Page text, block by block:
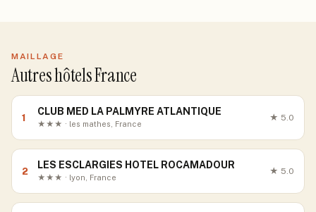
MAILLAGE
Autres hôtels France
1
CLUB MED LA PALMYRE ATLANTIQUE
★★★ · les mathes, France
★ 5.0
2
LES ESCLARGIES HOTEL ROCAMADOUR
★★★ · lyon, France
★ 5.0